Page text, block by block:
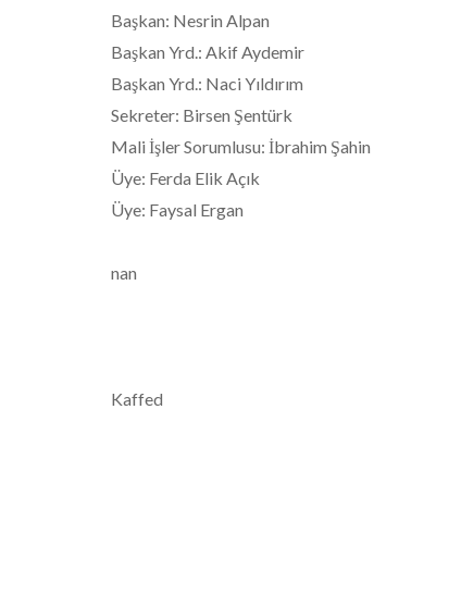
Başkan: Nesrin Alpan
Başkan Yrd.: Akif Aydemir
Başkan Yrd.: Naci Yıldırım
Sekreter: Birsen Şentürk
Mali İşler Sorumlusu: İbrahim Şahin
Üye: Ferda Elik Açık
Üye: Faysal Ergan
nan
Kaffed